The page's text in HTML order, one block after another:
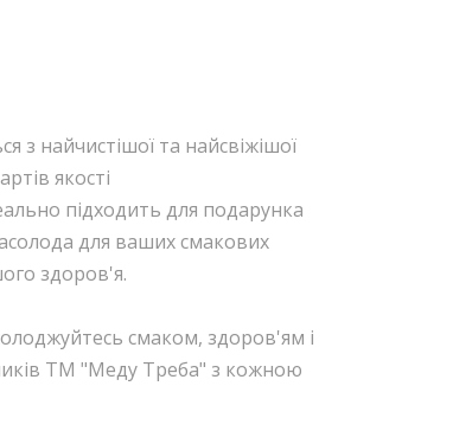
найчистішої та найсвіжішої
якості
підходить для подарунка
для ваших смакових
здоров'я.
смаком, здоров'ям і
ТМ "Меду Треба" з кожною